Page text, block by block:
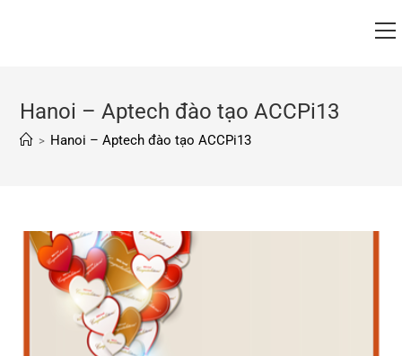
Hanoi – Aptech đào tạo ACCPi13
> Hanoi – Aptech đào tạo ACCPi13